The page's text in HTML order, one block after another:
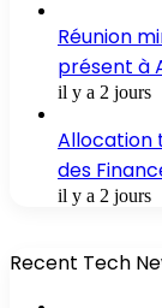
Réunion
présent à
il y a 2 jours
Allocation
des
il y a 2 jours
Recent Tech